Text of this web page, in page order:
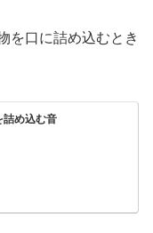
を口に詰め込むとき
め込む音